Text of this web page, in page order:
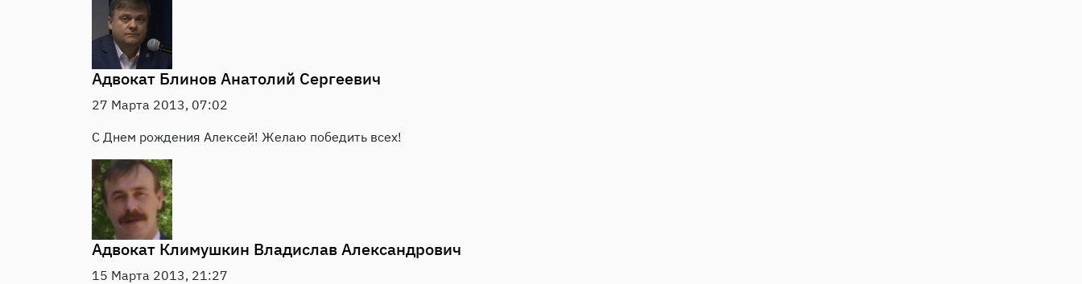
Адвокат Блинов Анатолий Сергеевич
27 Марта 2013, 07:02
С Днем рождения Алексей! Желаю победить всех!
Адвокат Климушкин Владислав Александрович
15 Марта 2013, 21:27